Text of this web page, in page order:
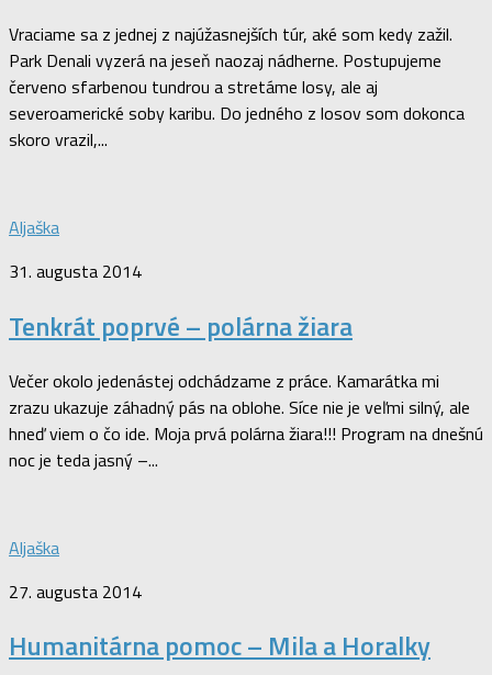
Vraciame sa z jednej z najúžasnejších túr, aké som kedy zažil.
Park Denali vyzerá na jeseň naozaj nádherne. Postupujeme
červeno sfarbenou tundrou a stretáme losy, ale aj
severoamerické soby karibu. Do jedného z losov som dokonca
skoro vrazil,...
Aljaška
31. augusta 2014
Tenkrát poprvé – polárna žiara
Večer okolo jedenástej odchádzame z práce. Kamarátka mi
zrazu ukazuje záhadný pás na oblohe. Síce nie je veľmi silný, ale
hneď viem o čo ide. Moja prvá polárna žiara!!! Program na dnešnú
noc je teda jasný –...
Aljaška
27. augusta 2014
Humanitárna pomoc – Mila a Horalky